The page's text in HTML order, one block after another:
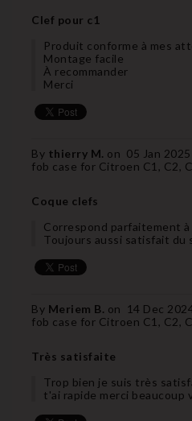
Clef pour c1
Produit conforme à mes
Montage facile
À recommander
Merci
By thierry M. on 05 Jan 2025
fob case for Citroen C1, C2,
Coque clefs
Correspond parfaitement à
Toujours aussi satisfait
By Meriem B. on 14 Dec
fob case for Citroen C1, C2,
Très satisfaite
Trop bien je suis très
t'ai rapide merci beaucoup